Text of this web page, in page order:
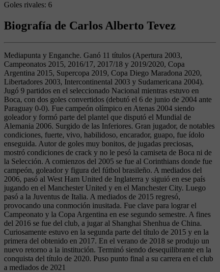
Goles rivales: 6
Biografía de Carlos Alberto Tevez
Mediapunta y Enganche. Ganó 11 títulos (Apertura 2003,
Campeonatos 2015, 2016/17, 2017/18 y 2019/2020, Copa
Argentina 2015, Supercopa 2019, Copa Diego Maradona 2020,
Libertadores 2003, Intercontinental 2003 y Sudamericana 2004).
Jugó 9 partidos en el seleccionado Nacional mientras estuvo en
Boca, con dos goles convertidos (debutó el 6 de junio de 2004 ante
Paraguay 0-0). Fue campeón olímpico en Atenas 2004 siendo
goleador y formó parte del plantel que disputó el Mundial de
Alemania 2006. Surgido de las Inferiores. Gran jugador, de notables
condiciones, fuerte, vivo, habilidoso, encarador, guapo, fue ídolo
enseguida. Autor de goles muy bonitos, de jugadas preciosas,
mostró condiciones de crack y no le pesó la camiseta de Boca ni de
la Selección. A comienzos del 2005 se fue al Corinthians donde fue
campeón, goleador y figura del fútbol brasileño. A mediados del
2006, pasó al West Ham United de Inglaterra y siguió en ese país
jugando en el Manchester United y en el Manchester City. Luego
pasó a la Juventus de Italia. A mediados de 2015 regresó,
provocando una conmoción inusitada. Fue clave para lograr el
Campeonato y la Copa Argentina en ese segundo semestre. A fines
del 2016 se fue del club, a jugar al Shanghai Shenhua de China.
Curiosamente estuvo en la segunda parte del título de 2015 y en la
primera del obtenido en 2017. En el verano de 2018 se produjo un
nuevo retorno a la institución. Terminó siendo desequilibrante en la
conquista del título de 2020. Puso punto final a su carrera en el club
a mediados de 2021